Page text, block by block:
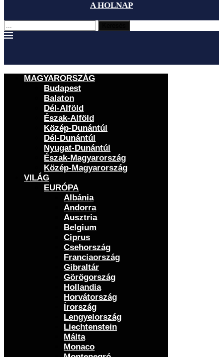
A HOLNAP
MAGYARORSZÁG
Budapest
Balaton
Dél-Alföld
Észak-Alföld
Közép-Dunántúl
Dél-Dunántúl
Nyugat-Dunántúl
Észak-Magyarország
Közép-Magyarország
VILÁG
EURÓPA
Albánia
Andorra
Ausztria
Belgium
Ciprus
Csehország
Franciaország
Gibraltár
Görögország
Hollandia
Horvátország
Írország
Lengyelország
Liechtenstein
Málta
Monaco